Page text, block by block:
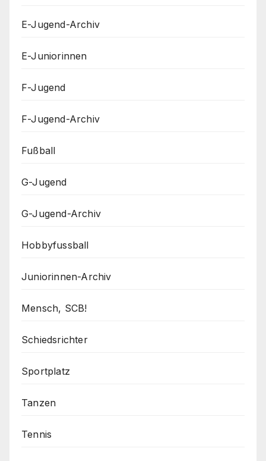
E-Jugend-Archiv
E-Juniorinnen
F-Jugend
F-Jugend-Archiv
Fußball
G-Jugend
G-Jugend-Archiv
Hobbyfussball
Juniorinnen-Archiv
Mensch, SCB!
Schiedsrichter
Sportplatz
Tanzen
Tennis